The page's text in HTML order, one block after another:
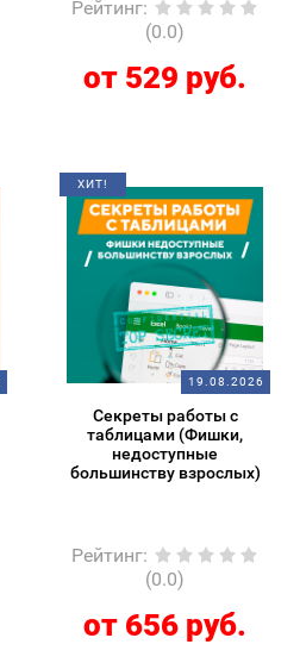
Рейтинг:
(0.0)
от 529 руб.
ХИТ!
19.08.2026
Секреты работы с
таблицами (Фишки,
недоступные
большинству взрослых)
Рейтинг:
(0.0)
от 656 руб.